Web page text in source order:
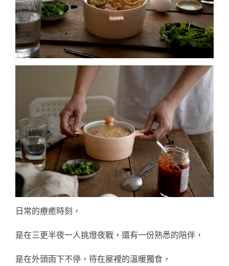
日常的療癒時刻，
是在三更半夜一人挑燈夜戰，還有一份熟悉的陪伴，
是在外頭雨下不停，待在屋裡的溫暖獨食，